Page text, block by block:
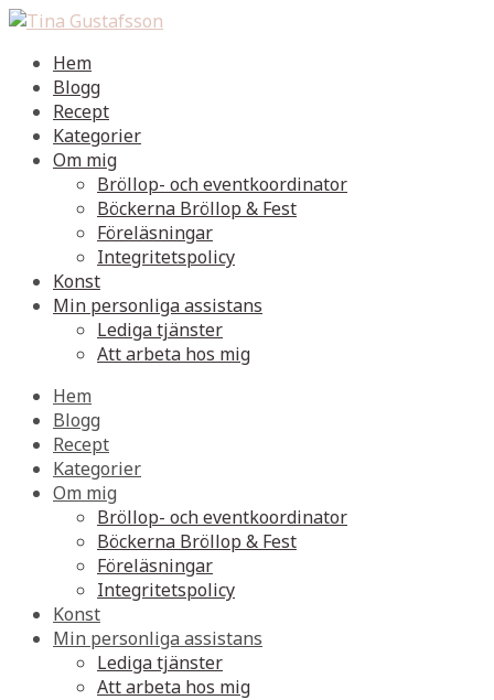
Hem
Blogg
Recept
Kategorier
Om mig
Bröllop- och eventkoordinator
Böckerna Bröllop & Fest
Föreläsningar
Integritetspolicy
Konst
Min personliga assistans
Lediga tjänster
Att arbeta hos mig
Hem
Blogg
Recept
Kategorier
Om mig
Bröllop- och eventkoordinator
Böckerna Bröllop & Fest
Föreläsningar
Integritetspolicy
Konst
Min personliga assistans
Lediga tjänster
Att arbeta hos mig